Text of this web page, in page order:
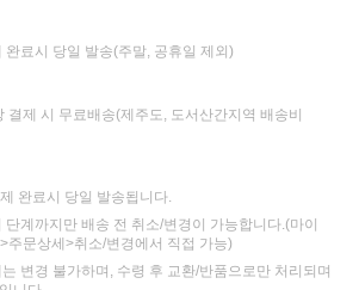
완료시 당일 발송(주말, 공휴일 제외)
결제 시 무료배송(제주도, 도서산간지역 배송비
완료시 당일 발송됩니다.
단계까지만 배송 전 취소/변경이 가능합니다.(마이
주문상세>취소/변경에서 직접 가능)
변경 불가하며, 수령 후 교환/반품으로만 처리되며